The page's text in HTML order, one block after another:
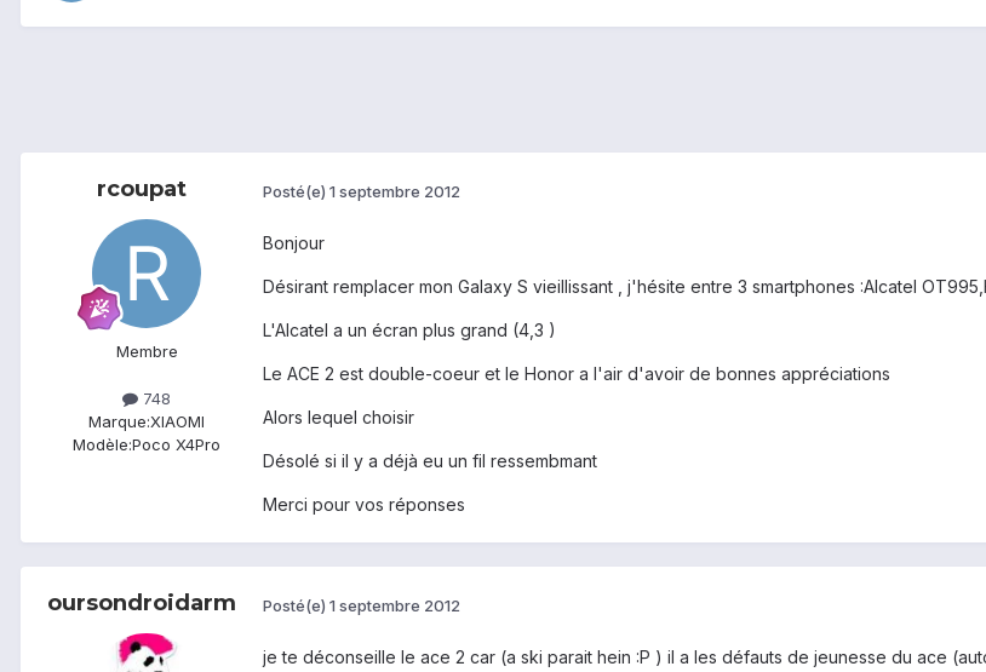
rcoupat
Membre
748
Marque:XIAOMI
Modèle:Poco X4Pro
Posté(e) 1 septembre 2012
Bonjour
Désirant remplacer mon Galaxy S vieillissant , j'hésite entre 3 smartphones :Alcatel
L'Alcatel a un écran plus grand (4,3 )
Le ACE 2 est double-coeur et le Honor a l'air d'avoir de bonnes appréciations
Alors lequel choisir
Désolé si il y a déjà eu un fil ressembmant
Merci pour vos réponses
oursondroidarm Posté(e) 1 septembre 2012
je te déconseille le ace 2 car (a ski parait hein :P ) il a les défauts de jeunesse du ace